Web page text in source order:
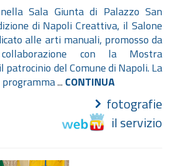
Sala Giunta di Palazzo San
di Napoli Creattiva, il Salone
alle arti manuali, promosso da
con la Mostra
patrocinio del Comune di Napoli. La
... CONTINUA
fotografie
il servizio